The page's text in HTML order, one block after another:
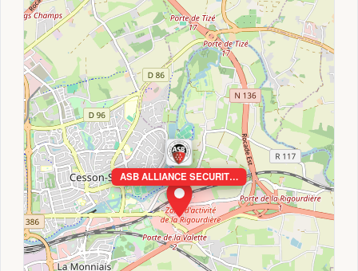
ASB ALLIANCE SECURIT…